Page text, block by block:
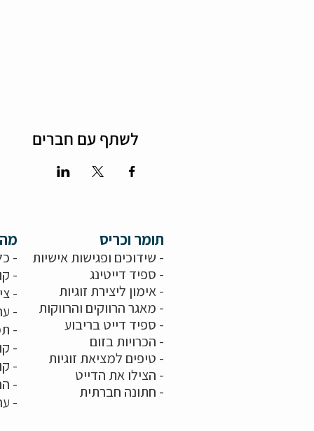
לשתף עם חברים
-
-
-
-
-
-
-
-
-
תומר וכריס
- שידוכים ופגישות אישיות
- ספיד דייטינג
-אימון ליצירת זוגיות
- מאגר הרווקים והרווקות
- ספיד דייט בריבוע
- הכרויות בזום
- טיפים למציאת זוגיות
- הצילו את הדייט
- חתונה חברתית